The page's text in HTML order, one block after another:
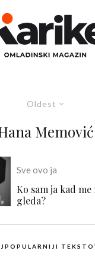
Oldest
Memović
Sve ovo ja
Ko sam ja kad
gleda?